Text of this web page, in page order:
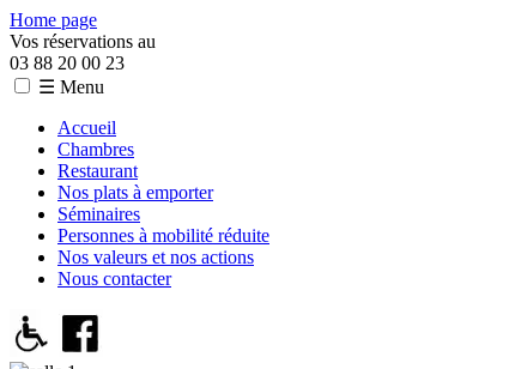
Home page
Vos réservations au
03 88 20 00 23
☰ Menu
Accueil
Chambres
Restaurant
Nos plats à emporter
Séminaires
Personnes à mobilité réduite
Nos valeurs et nos actions
Nous contacter